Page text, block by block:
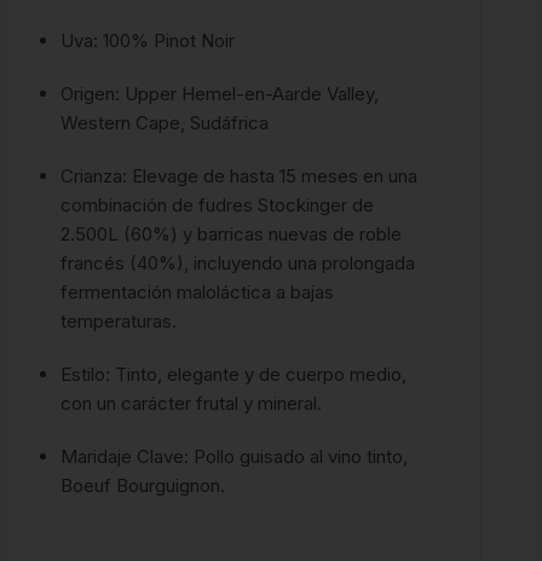
Uva: 100% Pinot Noir
Origen: Upper Hemel-en-Aarde Valley,
Western Cape, Sudáfrica
Crianza: Elevage de hasta 15 meses en una
combinación de fudres Stockinger de
2.500L (60%) y barricas nuevas de roble
francés (40%), incluyendo una prolongada
fermentación maloláctica a bajas
temperaturas.
Estilo: Tinto, elegante y de cuerpo medio,
con un carácter frutal y mineral.
Maridaje Clave: Pollo guisado al vino tinto,
Boeuf Bourguignon.